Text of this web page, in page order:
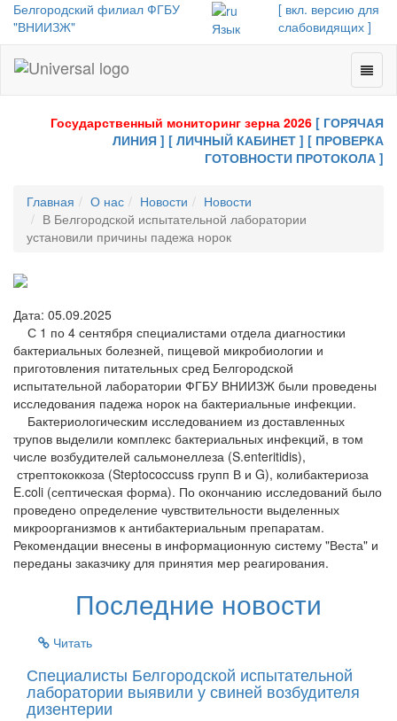
Белгородский филиал ФГБУ
"ВНИИЗЖ"
Язык
[ вкл. версию для
слабовидящих ]
-
Toggle
Государственный мониторинг зерна 2026 [ ГОРЯЧАЯ
ЛИНИЯ ] [ ЛИЧНЫЙ КАБИНЕТ ] [ ПРОВЕРКА
ГОТОВНОСТИ ПРОТОКОЛА ]
Главная О нас Новости
Новости
В Белгородской испытательной лаборатории
установили причины падежа норок
Дата: 05.09.2025
С 1 по 4 сентября специалистами отдела диагностики
бактериальных болезней, пищевой микробиологии и
приготовления питательных сред Белгородской
испытательной лаборатории ФГБУ ВНИИЗЖ были проведены
исследования падежа норок на бактериальные инфекции.
Бактериологическим исследованием из доставленных
трупов выделили комплекс бактериальных инфекций, в том
числе возбудителей сальмонеллеза (S.enteritidis),
стрептококкоза (Steptococcuss групп В и G), колибактериоза
E.coli (септическая форма). По окончанию исследований было
проведено определение чувствительности выделенных
микроорганизмов к антибактериальным препаратам.
Рекомендации внесены в информационную систему "Веста" и
переданы заказчику для принятия мер реагирования.
Последние новости
Читать
Специалисты Белгородской испытательной
лаборатории выявили у свиней возбудителя
дизентерии